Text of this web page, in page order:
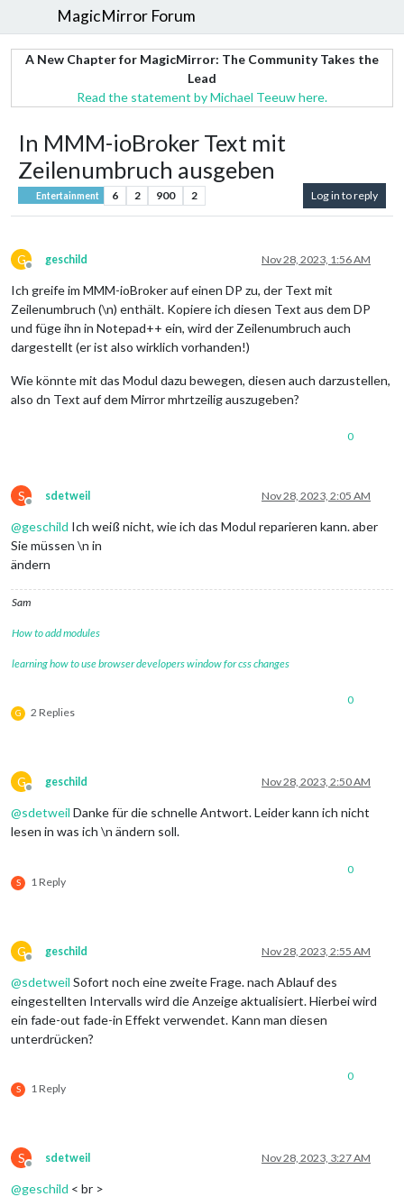
MagicMirror Forum
A New Chapter for MagicMirror: The Community Takes the
Lead
Read the statement by Michael Teeuw here.
In MMM-ioBroker Text mit
Zeilenumbruch ausgeben
Entertainment 6 2 900 2 Log in to reply
G
Offline
geschild Nov 28, 2023, 1:56 AM
Ich greife im MMM-ioBroker auf einen DP zu, der Text mit
Zeilenumbruch (\n) enthält. Kopiere ich diesen Text aus dem DP
und füge ihn in Notepad++ ein, wird der Zeilenumbruch auch
dargestellt (er ist also wirklich vorhanden!)
Wie könnte mit das Modul dazu bewegen, diesen auch darzustellen,
also dn Text auf dem Mirror mhrtzeilig auszugeben?
0
S
Offline
sdetweil Nov 28, 2023, 2:05 AM
@geschild Ich weiß nicht, wie ich das Modul reparieren kann. aber
Sie müssen \n in
ändern
Sam
How to add modules
learning how to use browser developers window for css changes
G 2 Replies
0
G
Offline
geschild Nov 28, 2023, 2:50 AM
@sdetweil Danke für die schnelle Antwort. Leider kann ich nicht
lesen in was ich \n ändern soll.
S 1 Reply
0
G
Offline
geschild Nov 28, 2023, 2:55 AM
@sdetweil Sofort noch eine zweite Frage. nach Ablauf des
eingestellten Intervalls wird die Anzeige aktualisiert. Hierbei wird
ein fade-out fade-in Effekt verwendet. Kann man diesen
unterdrücken?
S 1 Reply
0
S
Offline
sdetweil Nov 28, 2023, 3:27 AM
@geschild < br >